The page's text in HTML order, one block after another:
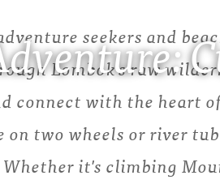
seekers and
Lombok's raw
connect with the heart
two wheels or river
it's climbing